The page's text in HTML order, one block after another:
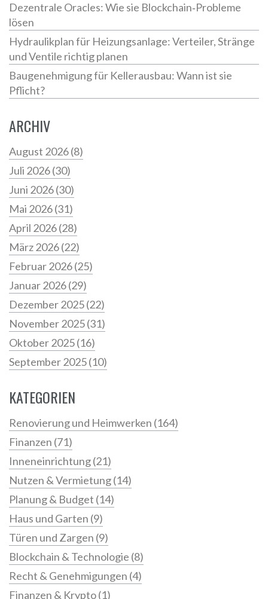
Dezentrale Oracles: Wie sie Blockchain‑Probleme
lösen
Hydraulikplan für Heizungsanlage: Verteiler, Stränge
und Ventile richtig planen
Baugenehmigung für Kellerausbau: Wann ist sie
Pflicht?
ARCHIV
August 2026(8)
Juli 2026(30)
Juni 2026(30)
Mai 2026(31)
April 2026(28)
März 2026(22)
Februar 2026(25)
Januar 2026(29)
Dezember 2025(22)
November 2025(31)
Oktober 2025(16)
September 2025(10)
KATEGORIEN
Renovierung und Heimwerken (164)
Finanzen (71)
Inneneinrichtung(21)
Nutzen & Vermietung(14)
Planung & Budget (14)
Haus und Garten (9)
Türen und Zargen (9)
Blockchain & Technologie (8)
Recht & Genehmigungen (4)
Finanzen & Krypto(1)